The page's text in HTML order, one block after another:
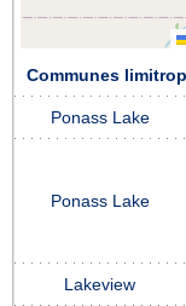
Communes
Ponass Lake
Ponass Lake
Lakeview